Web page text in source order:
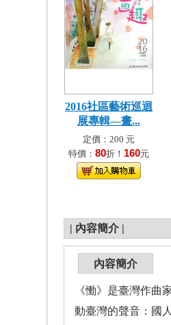
2016社區藝術巡迴
展專輯—畫...
定價：200 元
特價： 80折！ 160元
| 內容簡介 |
內容簡介
《慟》是臺灣作曲
動臺灣的聲音：國